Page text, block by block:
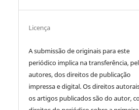
Licença
A submissão de originais para este
periódico implica na transferência,
autores, dos direitos de publicação
impressa e digital. Os direitos
os artigos publicados são do autor,